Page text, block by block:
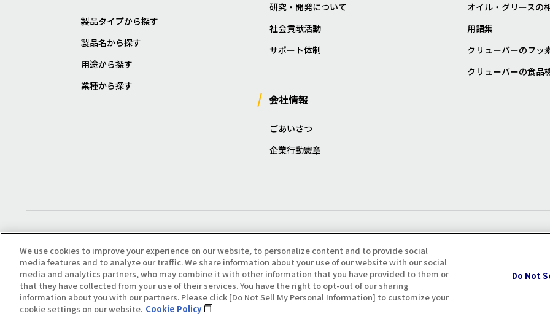
製品タイプから探す
製品名から探す
用途から探す
業種から探す
研究・開発について
社会貢献活動
サポート体制
会社情報
ごあいさつ
企業行動憲章
オイル・グリースの
用語集
クリューバーのフッ
クリューバーの食品
プライバシー・クッキーポリシ
Copyright(C) All Right Reserved. Producted by NOK KLÜBER CO., LTD.
We use cookies to improve your experience on our website, to personalize content and to provide social
media features and to analyze our traffic. We share information about your use of our website with our social
media and analytics partners, who may combine it with other information that you have provided to them or
that they have collected from your use of their services. You have the right to opt-out of our sharing
information about you with our partners. Please click [Do Not Sell My Personal Information] to customize your
cookie settings on our website. Cookie Policy
Do Not